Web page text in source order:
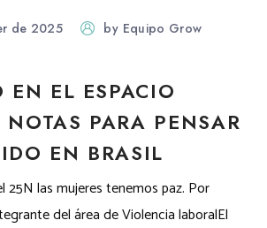
de 2025 by Equipo Grow
EN EL ESPACIO
PARA PENSAR
EN BRASIL
25N las mujeres tenemos paz. Por
del área de Violencia laboralEl